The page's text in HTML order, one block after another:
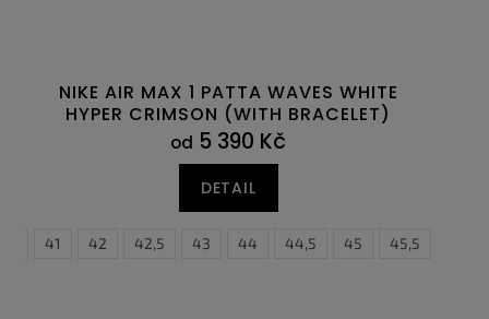
NIKE AIR MAX 1 PATTA WAVES WHITE
HYPER CRIMSON (WITH BRACELET)
od 5 390 Kč
DETAIL
41 42 42,5 43 44 44,5 45 45,5